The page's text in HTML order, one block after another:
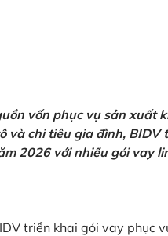
vốn phục vụ sản xuất
và chi tiêu gia đình,
2026 với nhiều gói vay
triển khai gói vay phục